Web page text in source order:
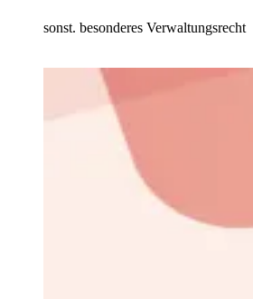
sonst. besonderes Verwaltungsrecht